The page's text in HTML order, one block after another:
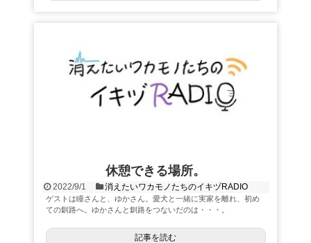
休憩できる場所。
2022/9/1 消えたいワカモノたちのイキヅRADIO
ゲストは瞳さんと、ゆかさん。愛犬と一緒に実家を離れ、初め
ての釧路へ。ゆかさんと釧路をつないだのは・・・。
記事を読む